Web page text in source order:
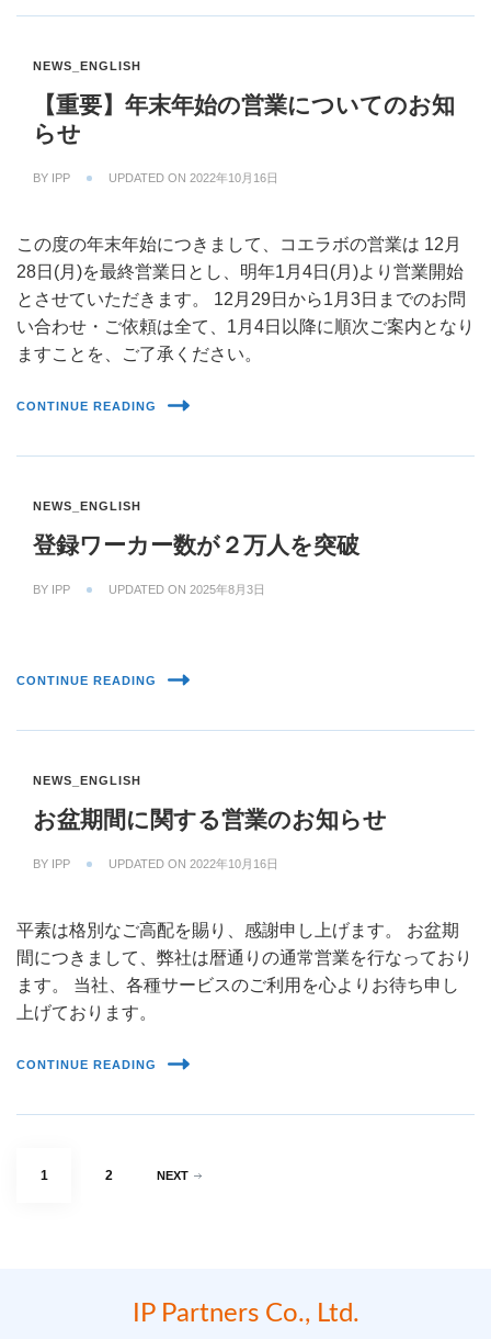
NEWS_ENGLISH
【重要】年末年始の営業についてのお知
らせ
BY IPP UPDATED ON 2022年10月16日
この度の年末年始につきまして、コエラボの営業は 12月
28日(月)を最終営業日とし、明年1月4日(月)より営業開始
とさせていただきます。 12月29日から1月3日までのお問
い合わせ・ご依頼は全て、1月4日以降に順次ご案内となり
ますことを、ご了承ください。
CONTINUE READING
NEWS_ENGLISH
登録ワーカー数が２万人を突破
BY IPP UPDATED ON 2025年8月3日
CONTINUE READING
NEWS_ENGLISH
お盆期間に関する営業のお知らせ
BY IPP UPDATED ON 2022年10月16日
平素は格別なご高配を賜り、感謝申し上げます。 お盆期
間につきまして、弊社は暦通りの通常営業を行なっており
ます。 当社、各種サービスのご利用を心よりお待ち申し
上げております。
CONTINUE READING
Posts
PAGE
1 PAGE
2 NEXT
IP Partners Co., Ltd.